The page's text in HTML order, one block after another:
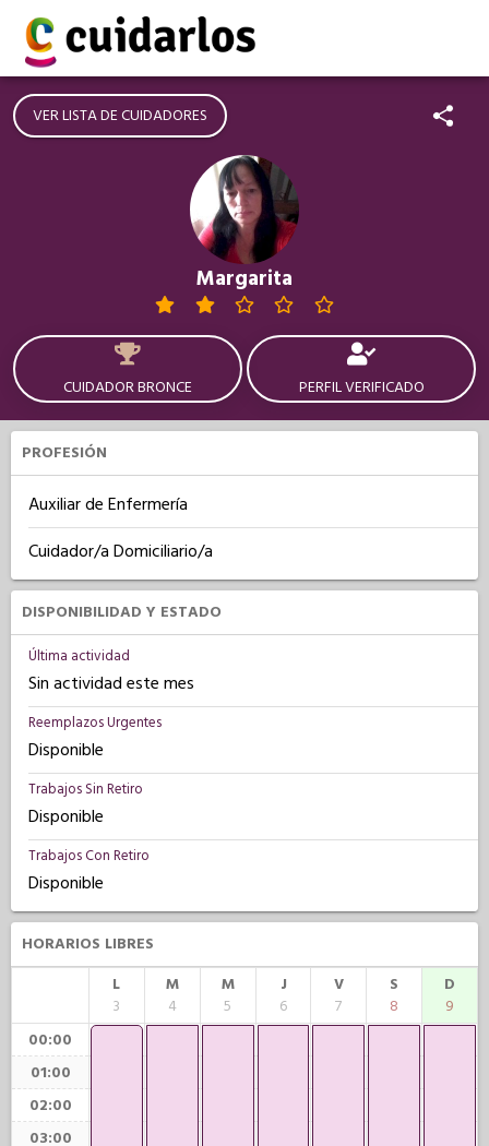
VER LISTA DE CUIDADORES
Margarita
CUIDADOR BRONCE PERFIL VERIFICADO
PROFESIÓN
Auxiliar de Enfermería
Cuidador/a Domiciliario/a
DISPONIBILIDAD Y ESTADO
Última actividad
Sin actividad este mes
Reemplazos Urgentes
Disponible
Trabajos Sin Retiro
Disponible
Trabajos Con Retiro
Disponible
HORARIOS LIBRES
L
3
M
4
M
5
J
6
V
7
S
8
D
9
00:00
01:00
02:00
03:00